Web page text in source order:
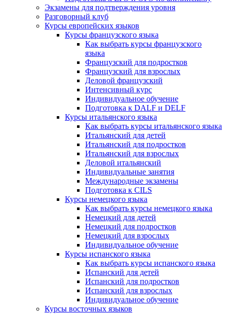
Экзамены для подтверждения уровня
Разговорный клуб
Курсы европейских языков
Курсы французского языка
Как выбрать курсы французского
языка
Французский для подростков
Французский для взрослых
Деловой французский
Интенсивный курс
Индивидуальное обучение
Подготовка к DALF и DELF
Курсы итальянского языка
Как выбрать курсы итальянского языка
Итальянский для детей
Итальянский для подростков
Итальянский для взрослых
Деловой итальянский
Индивидуальные занятия
Международные экзамены
Подготовка к CILS
Курсы немецкого языка
Как выбрать курсы немецкого языка
Немецкий для детей
Немецкий для подростков
Немецкий для взрослых
Индивидуальное обучение
Курсы испанского языка
Как выбрать курсы испанского языка
Испанский для детей
Испанский для подростков
Испанский для взрослых
Индивидуальное обучение
Курсы восточных языков